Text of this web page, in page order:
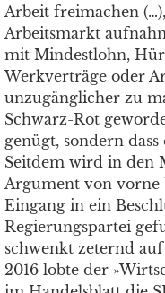
Arbeit freimachen
Arbeitsmarkt
mit Mindestlohn,
Werkverträge oder
unzugänglicher zu
Schwarz-Rot
genügt, sondern dass
Seitdem wird in den
Argument von vorne
Eingang in ein
Regierungspartei
schwenkt zeternd
2016 lobte der